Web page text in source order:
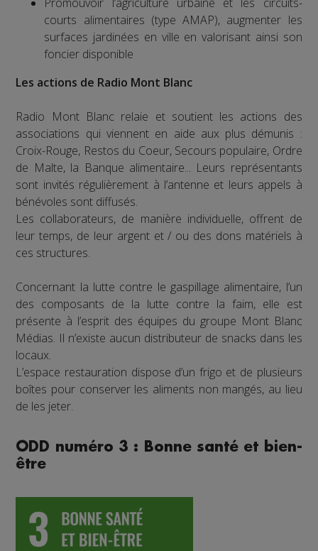
courts alimentaires (type AMAP), augmenter les
surfaces jardinées en ville en valorisant ainsi son
foncier disponible
Les actions de Radio Mont Blanc
Radio Mont Blanc relaie et soutient les actions des
associations qui viennent en aide aux plus démunis :
Croix-Rouge, Restos du Coeur, Secours populaire, Ordre
de Malte, la Banque alimentaire... Leurs représentants
sont invités régulièrement à l’antenne et leurs appels à
bénévoles sont diffusés.
Les collaborateurs, de manière individuelle, offrent de
leur temps, de leur argent et / ou des dons matériels à
ces structures.
Concernant la lutte contre le gaspillage alimentaire, l’un
des composants de la lutte contre la faim, elle est
présente à l’esprit des équipes du groupe Mont Blanc
Médias. Il n’existe aucun distributeur de snacks dans les
locaux.
L’espace restauration dispose d’un frigo et de plusieurs
boîtes pour conserver les aliments non mangés, au lieu
de les jeter.
ODD numéro 3 : Bonne santé et bien-
être